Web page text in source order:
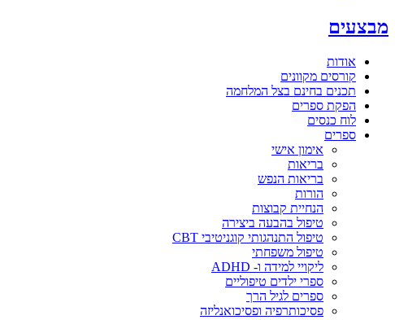
מבצעים
אודות
קורסים מקוונים
תכנים בחינם בצל המלחמה
הפקת ספרים
לוח כנסים
ספרים
אימון אישי
בריאות
בריאות הנפש
הורות
הנחיית קבוצות
טיפול בהבעה ביצירה
טיפול התנהגותי קוגניטיבי CBT
טיפול משפחתי
ליקויי למידה ו- ADHD
ספרי ילדים טיפוליים
ספרים לגיל הרך
פסיכותרפיה ופסיכואנליזה